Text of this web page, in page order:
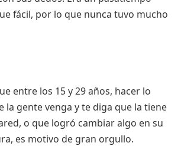
fácil, por lo que nunca tuvo mucho
entre los 15 y 29 años, hacer lo
la gente venga y te diga que la tiene
o que logró cambiar algo en su
es motivo de gran orgullo.